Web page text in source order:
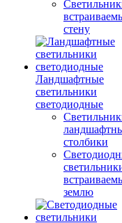
стену
Ландшафтные
светильники
светодиодные
столбики
землю